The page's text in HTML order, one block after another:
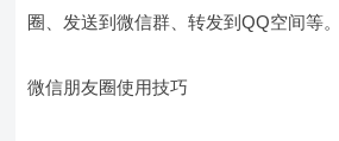
圈、发送到微信群、转发到QQ空间等。
微信朋友圈使用技巧